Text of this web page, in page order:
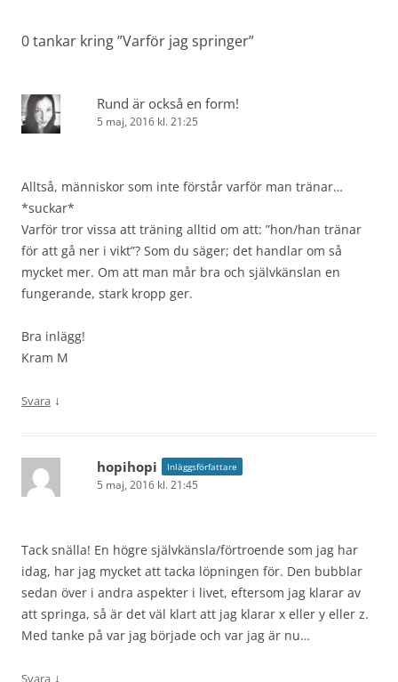
0 tankar kring ”Varför jag springer”
Rund är också en form!
5 maj, 2016 kl. 21:25
Alltså, människor som inte förstår varför man tränar…
*suckar*
Varför tror vissa att träning alltid om att: ”hon/han tränar
för att gå ner i vikt”? Som du säger; det handlar om så
mycket mer. Om att man mår bra och självkänslan en
fungerande, stark kropp ger.
Bra inlägg!
Kram M
Svara ↓
hopihopi Inläggsförfattare
5 maj, 2016 kl. 21:45
Tack snälla! En högre självkänsla/förtroende som jag har
idag, har jag mycket att tacka löpningen för. Den bubblar
sedan över i andra aspekter i livet, eftersom jag klarar av
att springa, så är det väl klart att jag klarar x eller y eller z.
Med tanke på var jag började och var jag är nu…
Svara ↓